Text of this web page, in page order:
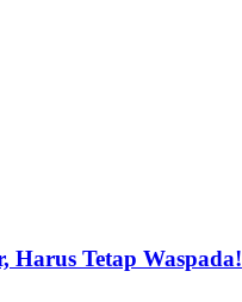
Harus Tetap Waspada!